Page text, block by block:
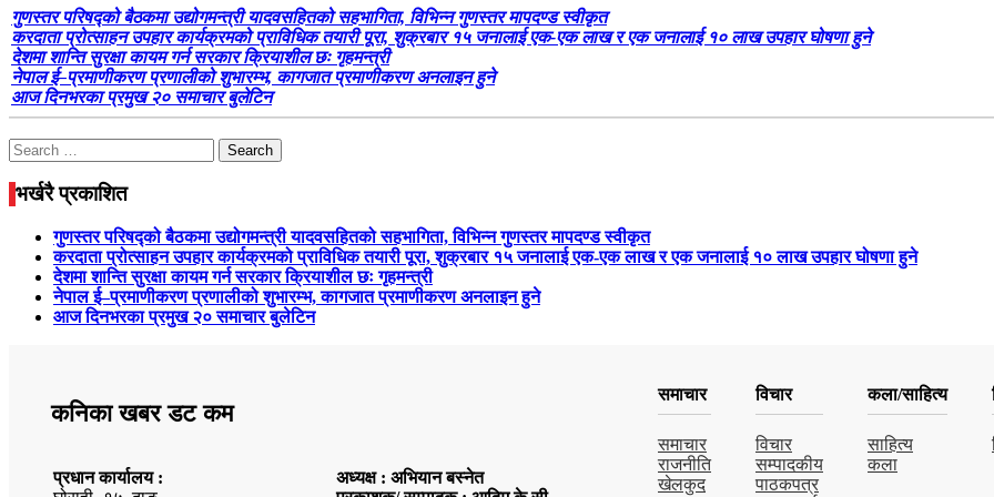
गुणस्तर परिषद्को बैठकमा उद्योगमन्त्री यादवसहितको सहभागिता, विभिन्न गुणस्तर मापदण्ड स्वीकृत
करदाता प्रोत्साहन उपहार कार्यक्रमको प्राविधिक तयारी पूरा, शुक्रबार १५ जनालाई एक-एक लाख र एक जनालाई १० लाख उपहार घोषणा हुने
देशमा शान्ति सुरक्षा कायम गर्न सरकार क्रियाशील छः गृहमन्त्री
नेपाल ई–प्रमाणीकरण प्रणालीको शुभारम्भ, कागजात प्रमाणीकरण अनलाइन हुने
आज दिनभरका प्रमुख २० समाचार बुलेटिन
Search
for:
भर्खरै प्रकाशित
गुणस्तर परिषद्को बैठकमा उद्योगमन्त्री यादवसहितको सहभागिता, विभिन्न गुणस्तर मापदण्ड स्वीकृत
करदाता प्रोत्साहन उपहार कार्यक्रमको प्राविधिक तयारी पूरा, शुक्रबार १५ जनालाई एक-एक लाख र एक जनालाई १० लाख उपहार घोषणा हुने
देशमा शान्ति सुरक्षा कायम गर्न सरकार क्रियाशील छः गृहमन्त्री
नेपाल ई–प्रमाणीकरण प्रणालीको शुभारम्भ, कागजात प्रमाणीकरण अनलाइन हुने
आज दिनभरका प्रमुख २० समाचार बुलेटिन
कनिका खबर डट कम
प्रधान कार्यालय :
अध्यक्ष : अभियान बस्नेत
समाचार
समाचार
राजनीति
खेलकुद
विचार
विचार
सम्पादकीय
पाठकपत्र
कला/साहित्य
साहित्य
कला